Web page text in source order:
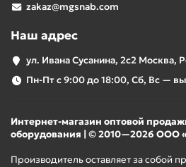
zakaz@mgsnab.com
Наш адрес
ул. Ивана Сусанина, 2с2 Москва,
Пн-Пт с 9:00 до 18:00, Сб, Вс —
Интернет-магазин оптовой
оборудования | © 2010—2026 ООО
Производитель оставляет за собой